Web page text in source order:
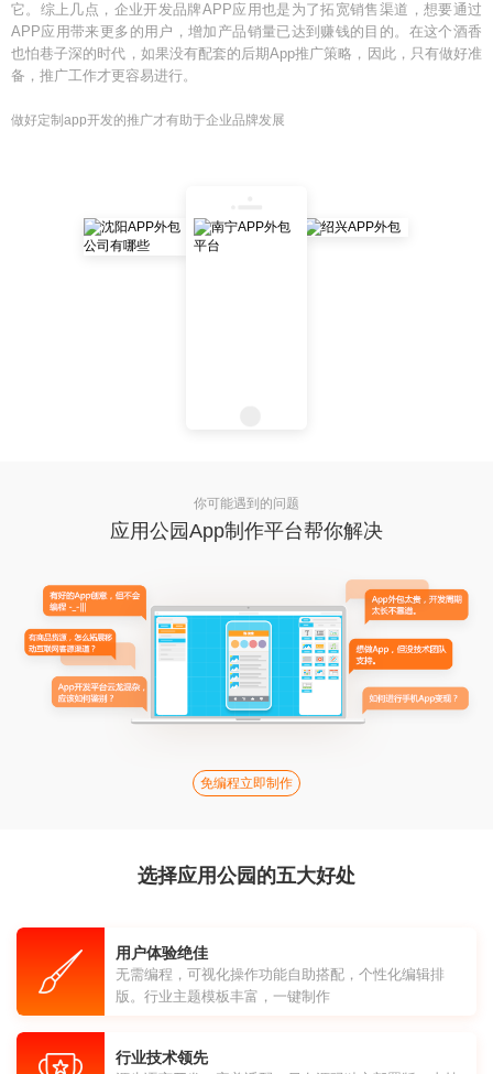
它。综上几点，企业开发品牌APP应用也是为了拓宽销售渠道，想要通过
APP应用带来更多的用户，增加产品销量已达到赚钱的目的。在这个酒香
也怕巷子深的时代，如果没有配套的后期App推广策略，因此，只有做好准
备，推广工作才更容易进行。
做好定制app开发的推广才有助于企业品牌发展
你可能遇到的问题
应用公园App制作平台帮你解决
免编程立即制作
选择应用公园的五大好处
用户体验绝佳
无需编程，可视化操作功能自助搭配，个性化编辑排
版。行业主题模板丰富，一键制作
行业技术领先